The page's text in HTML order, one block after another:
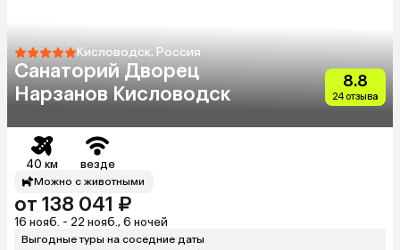
Кисловодск, Россия
Санаторий Дворец
Нарзанов Кисловодск
8.8
24 отзыва
40 км везде
Можно с животными
от 138 041 ₽
16 нояб. - 22 нояб., 6 ночей
Выгодные туры на соседние даты